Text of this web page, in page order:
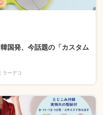
国発、今話題の「カスタム
ラーデコ